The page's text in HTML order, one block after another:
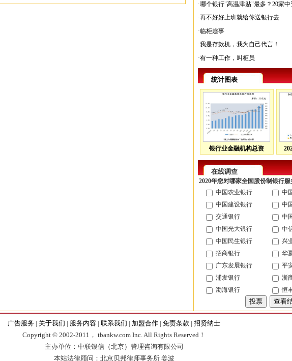
·哪个银行"高温津贴"最多？20家中
·再不好好上班就给你送银行去
·临柜趣事
·我是存款机，我为自己代言！
·有一种工作，叫柜员
统计图表
银行业金融机构总资
在线调查
2020年您对哪家全国股份制银行服
中国农业银行
中
中国建设银行
中
交通银行
中
中国光大银行
中
中国民生银行
兴
招商银行
华
广东发展银行
平
浦发银行
浙
渤海银行
恒
广告服务 | 关于我们 | 服务内容 | 联系我们 | 加盟合作 | 免责条款 | 招贤纳士
Copyright © 2002-2011， tbankw.com Inc. All Rights Reserved！
主办单位：中联银信（北京）管理咨询有限公司
本站法律顾问：北京贝邦律师事务所 姜波